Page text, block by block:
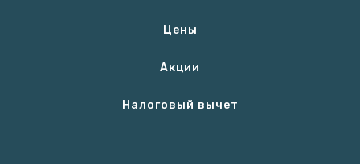
Цены
Акции
Налоговый вычет